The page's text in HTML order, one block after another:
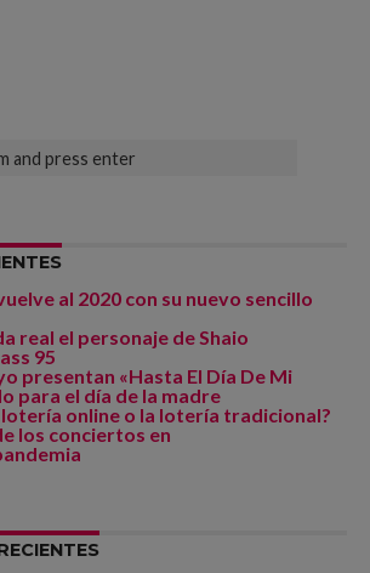
al 2020 con su nuevo sencillo
real el personaje de Shaio
95
presentan «Hasta El Día De Mi
para el día de la madre
lotería online o la lotería tradicional?
los conciertos en